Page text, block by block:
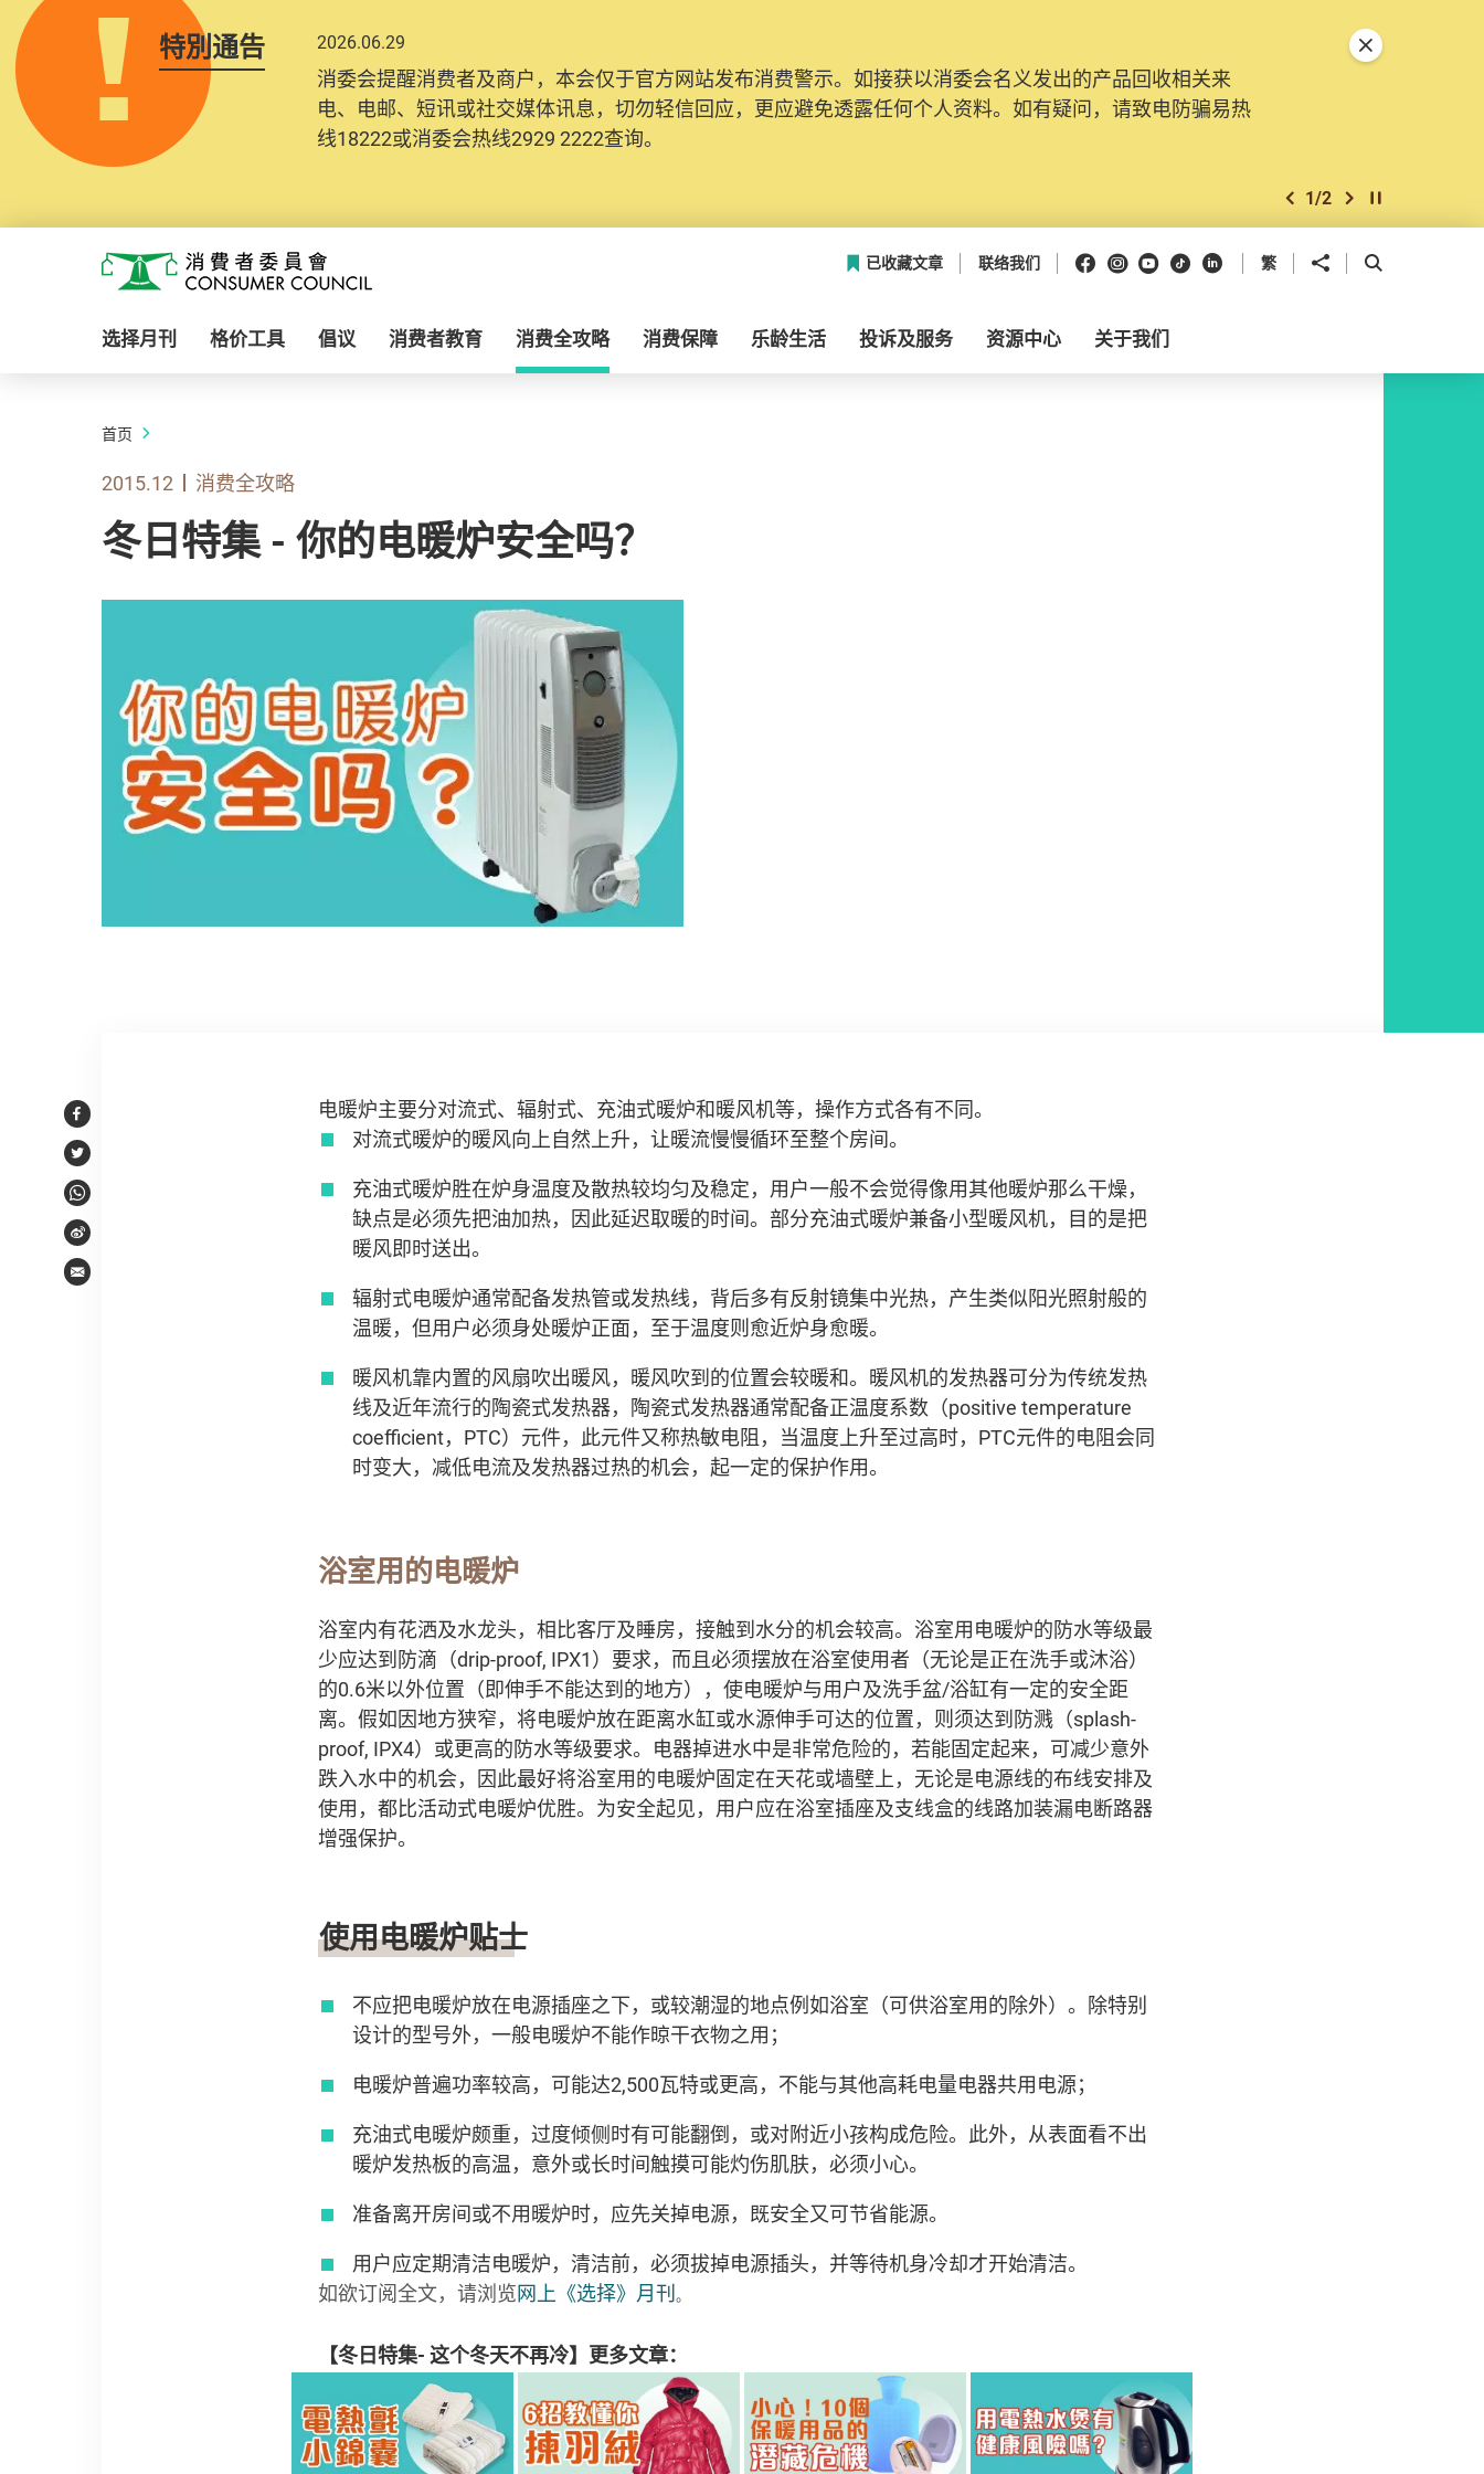
特別通告 2026.06.29
消委会提醒消费者及商户，本会仅于官方网站发布消费警示。如接获以消委会名义发出的产品回收相关来
电、电邮、短讯或社交媒体讯息，切勿轻信回应，更应避免透露任何个人资料。如有疑问，请致电防骗易热
线18222或消委会热线2929 2222查询。
上一个
1/2 下一个开始/暂停幻灯
关闭特別通告
消费者委员会
已收藏文章 联络我们 Facebook
Instagram
Youtube
抖音领英 繁 分享到 开启搜寻框
选择月刊 格价工具 倡议 消费者教育 消费全攻略 消费保障 乐龄生活 投诉及服务 资源中心 关于我们
首页
2015.12 消费全攻略
冬日特集 - 你的电暖炉安全吗？
Facebook
Twitter
WhatsApp
Weibo
Email
电暖炉主要分对流式、辐射式、充油式暖炉和暖风机等，操作方式各有不同。
对流式暖炉的暖风向上自然上升，让暖流慢慢循环至整个房间。
充油式暖炉胜在炉身温度及散热较均匀及稳定，用户一般不会觉得像用其他暖炉那么干燥，
缺点是必须先把油加热，因此延迟取暖的时间。部分充油式暖炉兼备小型暖风机，目的是把
暖风即时送出。
辐射式电暖炉通常配备发热管或发热线，背后多有反射镜集中光热，产生类似阳光照射般的
温暖，但用户必须身处暖炉正面，至于温度则愈近炉身愈暖。
暖风机靠内置的风扇吹出暖风，暖风吹到的位置会较暖和。暖风机的发热器可分为传统发热
线及近年流行的陶瓷式发热器，陶瓷式发热器通常配备正温度系数（positive temperature
coefficient，PTC）元件，此元件又称热敏电阻，当温度上升至过高时，PTC元件的电阻会同
时变大，减低电流及发热器过热的机会，起一定的保护作用。
浴室用的电暖炉
浴室内有花洒及水龙头，相比客厅及睡房，接触到水分的机会较高。浴室用电暖炉的防水等级最
少应达到防滴 （drip-proof, IPX1） 要求，而且必须摆放在浴室使用者（无论是正在洗手或沐浴）
的0.6米以外位置（即伸手不能达到的地方），使电暖炉与用户及洗手盆/浴缸有一定的安全距
离。假如因地方狭窄，将电暖炉放在距离水缸或水源伸手可达的位置，则须达到防溅（splash-
proof, IPX4） 或更高的防水等级要求。电器掉进水中是非常危险的，若能固定起来，可减少意外
跌入水中的机会，因此最好将浴室用的电暖炉固定在天花或墙壁上，无论是电源线的布线安排及
使用，都比活动式电暖炉优胜。为安全起见，用户应在浴室插座及支线盒的线路加装漏电断路器
增强保护。
使用电暖炉贴士
不应把电暖炉放在电源插座之下，或较潮湿的地点例如浴室（可供浴室用的除外）。除特别
设计的型号外，一般电暖炉不能作晾干衣物之用；
电暖炉普遍功率较高，可能达2,500瓦特或更高，不能与其他高耗电量电器共用电源；
充油式电暖炉颇重，过度倾侧时有可能翻倒，或对附近小孩构成危险。此外，从表面看不出
暖炉发热板的高温，意外或长时间触摸可能灼伤肌肤，必须小心。
准备离开房间或不用暖炉时，应先关掉电源，既安全又可节省能源。
用户应定期清洁电暖炉，清洁前，必须拔掉电源插头，并等待机身冷却才开始清洁。
如欲订阅全文，请浏览网上《选择》月刊 。
【冬日特集- 这个冬天不再冷】更多文章：